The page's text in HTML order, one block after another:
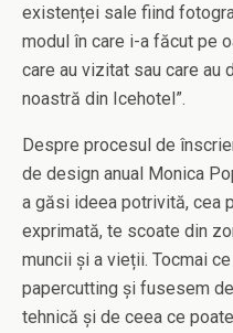
existenței sale fiind
modul în care i-a făcut pe
care au vizitat sau care au
noastră din Icehotel”.
Despre procesul de
de design anual Monica
a găsi ideea potrivită, cea
exprimată, te scoate din
muncii și a vieții. Tocmai
papercutting și fusesem
tehnică și de ceea ce